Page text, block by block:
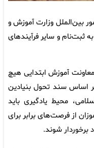
بین‌الملل وزارت آموزش و
ثبت‌نام و سایر فرآیندهای
آموزش ابتدایی هیچ
اساس سند تحول بنیادین
محیط یادگیری باید
از فرصت‌های برابر برای
برخوردار شوند.